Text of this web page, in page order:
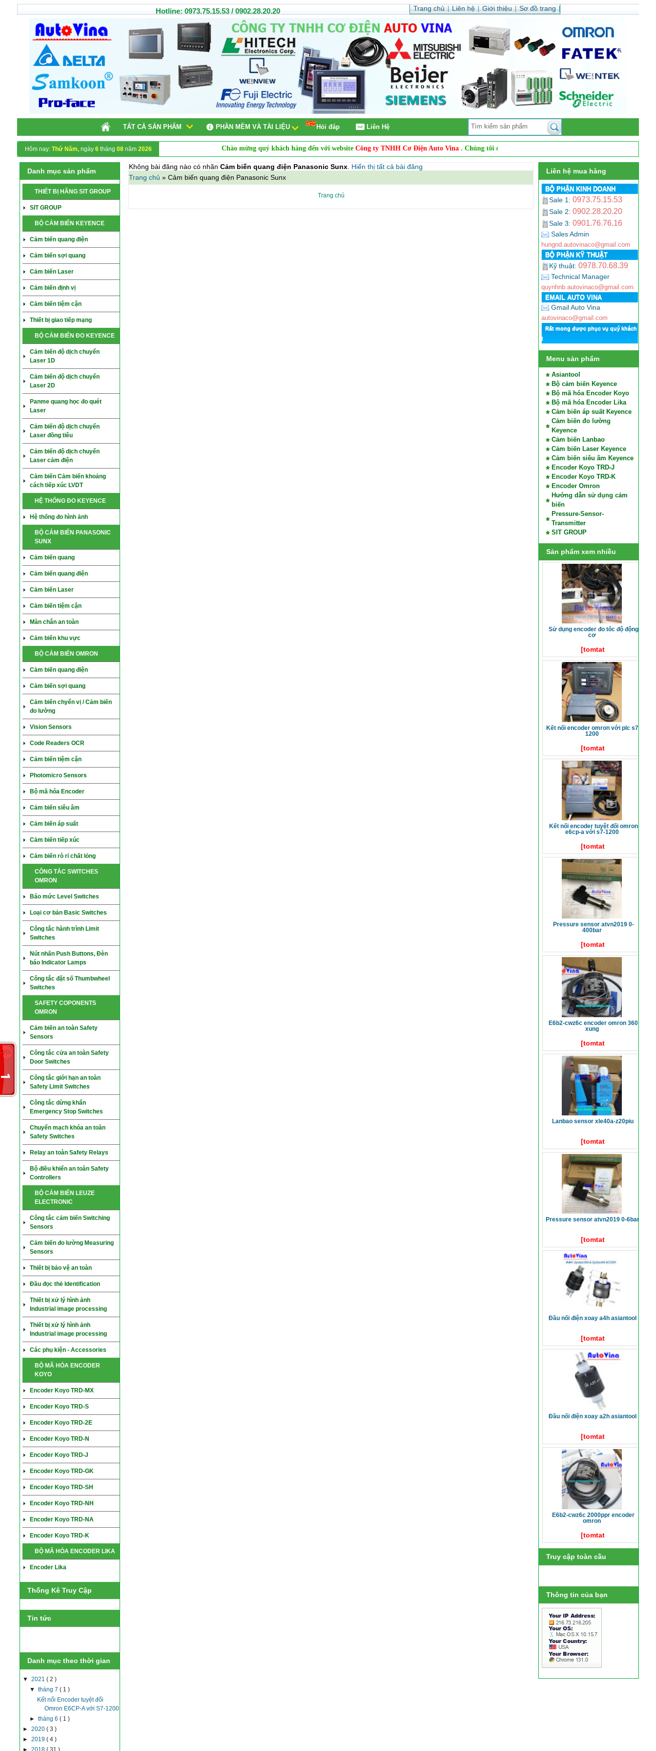
Hotline: 0973.75.15.53 / 0902.28.20.20 Trang chủ Liên hệ Giới thiệu Sơ đồ trang
TẤT CẢ SẢN PHẨM PHẦN MỀM VÀ TÀI LIỆU Hỏi đáp Liên Hệ
Hôm nay: Thứ Năm, ngày 6tháng 08năm 2026 Chào mừng quý khách hàng đến với websiteCông ty TNHH Cơ Điện Auto Vina . Chúng tôi chuyên
Danh mục sản phẩm
THIẾT BỊ HÃNG SIT GROUP
SIT GROUP
BỘ CẢM BIẾN KEYENCE
Cảm biến quang điện
Cảm biến sợi quang
Cảm biến Laser
Cảm biến định vị
Cảm biến tiệm cận
Thiết bị giao tiếp mạng
BỘ CẢM BIẾN ĐO KEYENCE
Cảm biến độ dịch chuyển
Laser 1D
Cảm biến độ dịch chuyển
Laser 2D
Panme quang học đo quét
Laser
Cảm biến độ dịch chuyển
Laser đồng tiêu
Cảm biến độ dịch chuyển
Laser cảm điện
Cảm biến Cảm biến khoảng
cách tiếp xúc LVDT
HỆ THỐNG ĐO KEYENCE
Hệ thống đo hình ảnh
BỘ CẢM BIẾN PANASONIC
SUNX
Cảm biến quang
Cảm biến quang điện
Cảm biến Laser
Cảm biến tiệm cận
Màn chắn an toàn
Cảm biến khu vực
BỘ CẢM BIẾN OMRON
Cảm biến quang điện
Cảm biến sợi quang
Cảm biến chyển vị / Cảm biến
đo lường
Vision Sensors
Code Readers OCR
Cảm biến tiệm cận
Photomicro Sensors
Bộ mã hóa Encoder
Cảm biến siêu âm
Cảm biến áp suất
Cảm biến tiếp xúc
Cảm biến rò rỉ chất lỏng
CÔNG TẮC SWITCHES
OMRON
Báo mức Level Switches
Loại cơ bản Basic Switches
Công tắc hành trình Limit
Switches
Nút nhấn Push Buttons, Đèn
báo Indicator Lamps
Công tắc đặt số Thumbwheel
Switches
SAFETY COPONENTS
OMRON
Cảm biến an toàn Safety
Sensors
Công tắc cửa an toàn Safety
Door Switches
Công tắc giới hạn an toàn
Safety Limit Switches
Công tắc dừng khẩn
Emergency Stop Switches
Chuyển mạch khóa an toàn
Safety Switches
Relay an toàn Safety Relays
Bộ điều khiển an toàn Safety
Controllers
BỘ CẢM BIẾN LEUZE
ELECTRONIC
Công tắc cảm biến Switching
Sensors
Cảm biến đo lường Measuring
Sensors
Thiết bị bảo vệ an toàn
Đầu đọc thẻ Identification
Thiết bị xử lý hình ảnh
Industrial image processing
Thiết bị xử lý hình ảnh
Industrial image processing
Các phụ kiện - Accessories
BỘ MÃ HÓA ENCODER
KOYO
Encoder Koyo TRD-MX
Encoder Koyo TRD-S
Encoder Koyo TRD-2E
Encoder Koyo TRD-N
Encoder Koyo TRD-J
Encoder Koyo TRD-GK
Encoder Koyo TRD-SH
Encoder Koyo TRD-NH
Encoder Koyo TRD-NA
Encoder Koyo TRD-K
BỘ MÃ HÓA ENCODER LIKA
Encoder Lika
Thống Kê Truy Cập
Tin tức
Danh mục theo thời gian
▼ 2021 ( 2 )
▼ tháng 7 ( 1 )
Kết nối Encoder tuyệt đối
Omron E6CP-A với S7-1200
► tháng 6 ( 1 )
► 2020 ( 3 )
► 2019 ( 4 )
► 2018 ( 31 )
Liên hệ mua hàng
BỘ PHẬN KINH DOANH
Sale 1:0973.75.15.53
Sale 2:0902.28.20.20
Sale 3:0901.76.76.16
Sales Admin
hungnd.autovinaco@gmail.com
BỘ PHẬN KỸ THUẬT
Kỹ thuật:0978.70.68.39
Technical Manager
quynhnb.autovinaco@gmail.com
EMAIL AUTO VINA
Gmail Auto Vina
autovinaco@gmail.com
Rất mong được phục vụ quý khách
!
Menu sản phẩm
Asiantool
Bộ cảm biến Keyence
Bộ mã hóa Encoder Koyo
Bộ mã hóa Encoder Lika
Cảm biến áp suất Keyence
Cảm biến đo lường
Keyence
Cảm biến Lanbao
Cảm biến Laser Keyence
Cảm biến siêu âm Keyence
Encoder Koyo TRD-J
Encoder Koyo TRD-K
Encoder Omron
Hướng dẫn sử dụng cảm
biến
Pressure-Sensor-
Transmitter
SIT GROUP
Sản phẩm xem nhiều
sử dụng encoder đo tốc độ động
cơ
[tomtat
kết nối encoder omron với plc s7-
1200
[tomtat
kết nối encoder tuyệt đối omron
e6cp-a với s7-1200
[tomtat
pressure sensor atvn2019 0-
400bar
[tomtat
e6b2-cwz6c encoder omron 360
xung
[tomtat
lanbao sensor xle40a-z20piu
[tomtat
pressure sensor atvn2019 0-6bar
[tomtat
đầu nối điện xoay a4h asiantool
[tomtat
đầu nối điện xoay a2h asiantool
[tomtat
e6b2-cwz6c 2000ppr encoder
omron
[tomtat
Truy cập toàn cầu
Thông tin của bạn
Không bài đăng nào có nhãn Cảm biến quang điện Panasonic Sunx. Hiển thị tất cả bài đăng
Trang chủ » Cảm biến quang điện Panasonic Sunx
Trang chủ